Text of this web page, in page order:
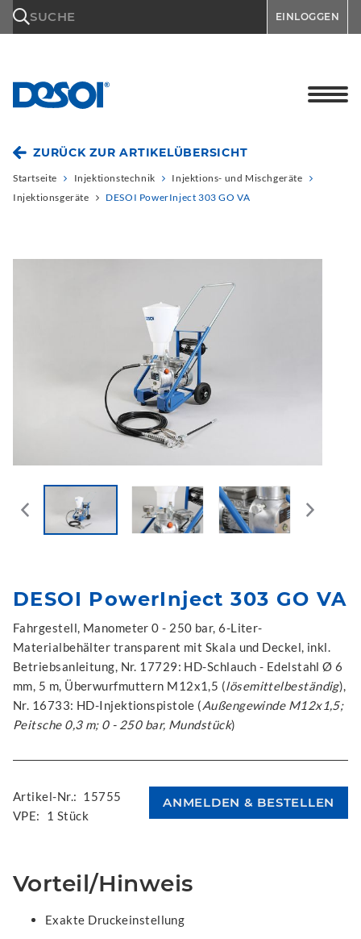
SUCHE EINLOGGEN
ZURÜCK ZUR ARTIKELÜBERSICHT
Startseite Injektionstechnik
Injektions- und Mischgeräte
Injektionsgeräte
DESOI PowerInject 303 GO VA
DESOI PowerInject 303 GO VA
Fahrgestell, Manometer 0 - 250 bar, 6-Liter-
Materialbehälter transparent mit Skala und Deckel, inkl.
Betriebsanleitung, Nr. 17729: HD-Schlauch - Edelstahl Ø 6
mm, 5 m, Überwurfmuttern M12x1,5 (lösemittelbeständig),
Nr. 16733: HD-Injektionspistole (Außengewinde M12x1,5;
Peitsche 0,3 m; 0 - 250 bar, Mundstück)
Artikel-Nr.: 15755
VPE:
1 Stück
Vorteil/Hinweis
Exakte Druckeinstellung